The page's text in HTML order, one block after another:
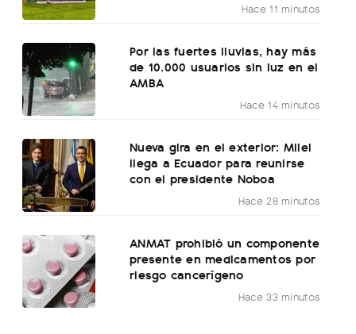
Hace 11 minutos
Por las fuertes lluvias, hay más
de 10.000 usuarios sin luz en el
AMBA
Hace 14 minutos
Nueva gira en el exterior: Milei
llega a Ecuador para reunirse
con el presidente Noboa
Hace 28 minutos
ANMAT prohibió un componente
presente en medicamentos por
riesgo cancerígeno
Hace 33 minutos